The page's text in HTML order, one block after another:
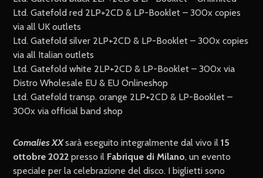
Ltd. Gatefold red 2LP+2CD & LP-Booklet – 300x copies
via all UK outlets
Ltd. Gatefold silver 2LP+2CD & LP-Booklet – 300x copies
via all Italian outlets
Ltd. Gatefold white 2LP+2CD & LP-Booklet – 300x via
Distro Wholesale EU & EU Onlineshop
Ltd. Gatefold transp. orange 2LP+2CD & LP-Booklet –
300x via official band shop
Comalies XXsarà eseguito integralmente dal vivo il15
ottobre 2022 presso il Fabrique di Milano, un evento
speciale per la celebrazione del disco. I biglietti sono